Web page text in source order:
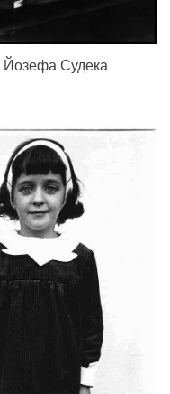
Йозефа Судека